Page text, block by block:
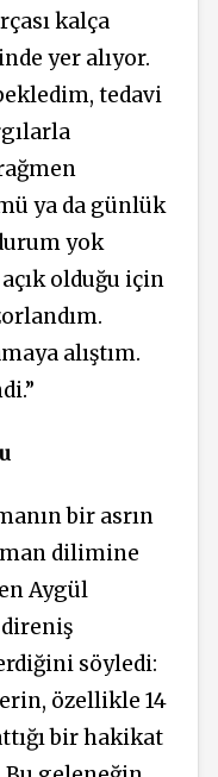
kalça
yer alıyor.
tedavi
ya da günlük
yok
olduğu için
alıştım.
bir asrın
dilimine
Aygül
söyledi:
özellikle 14
bir hakikat